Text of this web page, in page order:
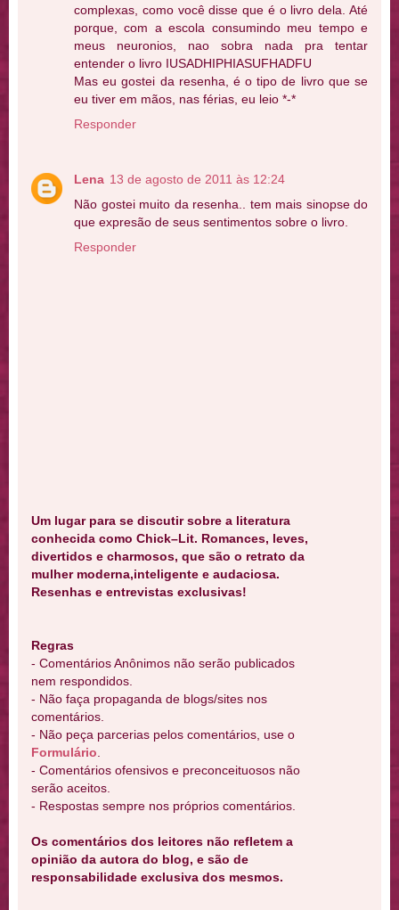
complexas, como você disse que é o livro dela. Até
porque, com a escola consumindo meu tempo e
meus neuronios, nao sobra nada pra tentar
entender o livro IUSADHIPHIASUFHADFU
Mas eu gostei da resenha, é o tipo de livro que se
eu tiver em mãos, nas férias, eu leio *-*
Responder
Lena 13 de agosto de 2011 às 12:24
Não gostei muito da resenha.. tem mais sinopse do
que expresão de seus sentimentos sobre o livro.
Responder
Um lugar para se discutir sobre a literatura
conhecida como Chick–Lit. Romances, leves,
divertidos e charmosos, que são o retrato da
mulher moderna,inteligente e audaciosa.
Resenhas e entrevistas exclusivas!
Regras
- Comentários Anônimos não serão publicados
nem respondidos.
- Não faça propaganda de blogs/sites nos
comentários.
- Não peça parcerias pelos comentários, use o
Formulário.
- Comentários ofensivos e preconceituosos não
serão aceitos.
- Respostas sempre nos próprios comentários.
Os comentários dos leitores não refletem a
opinião da autora do blog, e são de
responsabilidade exclusiva dos mesmos.